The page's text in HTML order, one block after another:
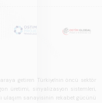
getiren Türkiye'nin öncü sektör
üretimi, sinyalizasyon sistemleri,
ulaşım sanayisinin rekabet gücünü